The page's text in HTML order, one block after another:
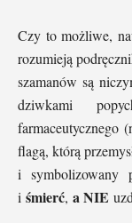
Czy to możliwe,
rozumieją
szamanów są
dziwkami
farmaceutycznego
flagą, którą
i symbolizowany
i śmierć, a NIE